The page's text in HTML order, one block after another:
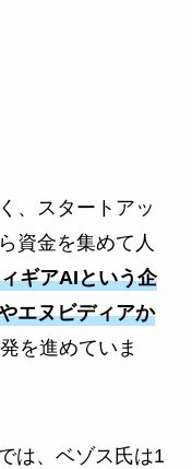
、スタートアッ
資金を集めて人
ギアAIという企
エヌビディアか
を進めていま
は、ベゾス氏は1